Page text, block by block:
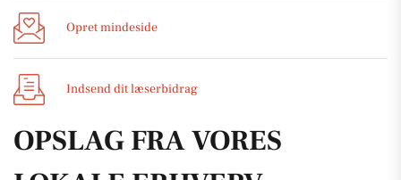
Opret mindeside
Indsend dit læserbidrag
OPSLAG FRA VORES